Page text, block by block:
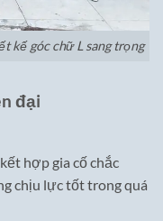
kế góc chữ L sang trọng
đại
hợp gia cố chắc
chịu lực tốt trong quá